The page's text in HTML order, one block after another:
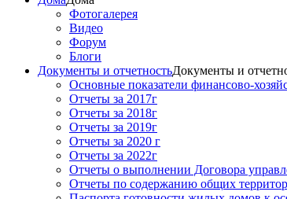
Фотогалерея
Видео
Форум
Блоги
Документы и отчетностьДокументы и
Основные показатели финансово-
Отчеты за 2017г
Отчеты за 2018г
Отчеты за 2019г
Отчеты за 2020 г
Отчеты за 2022г
Отчеты о выполнении Договора
Отчеты по содержанию общих